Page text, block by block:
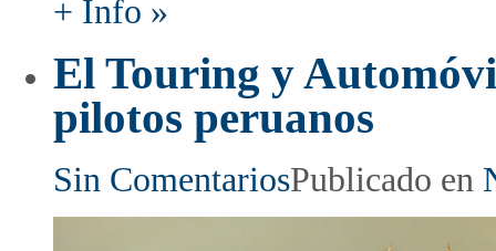
+ Info »
El Touring y
pilotos peruanos
Sin ComentariosPublicado en